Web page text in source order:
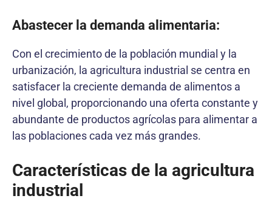
Abastecer la demanda alimentaria:
Con el crecimiento de la población mundial y la
urbanización, la agricultura industrial se centra en
satisfacer la creciente demanda de alimentos a
nivel global, proporcionando una oferta constante y
abundante de productos agrícolas para alimentar a
las poblaciones cada vez más grandes.
Características de la agricultura
industrial